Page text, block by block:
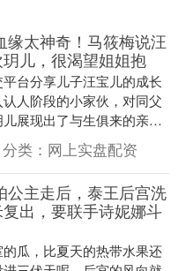
缘太神奇！马筱梅说汪
儿，很渴望姐姐抱
台分享儿子汪宝儿的成长
人阶段的小家伙，对同父
展现出了与生俱来的亲近
整一月未见，一见面就黏
，....
分类： 网上实盘配资
公主走后，泰王后宫洗
出，要联手诗妮娜斗
瓜，比夏天的热带水果还